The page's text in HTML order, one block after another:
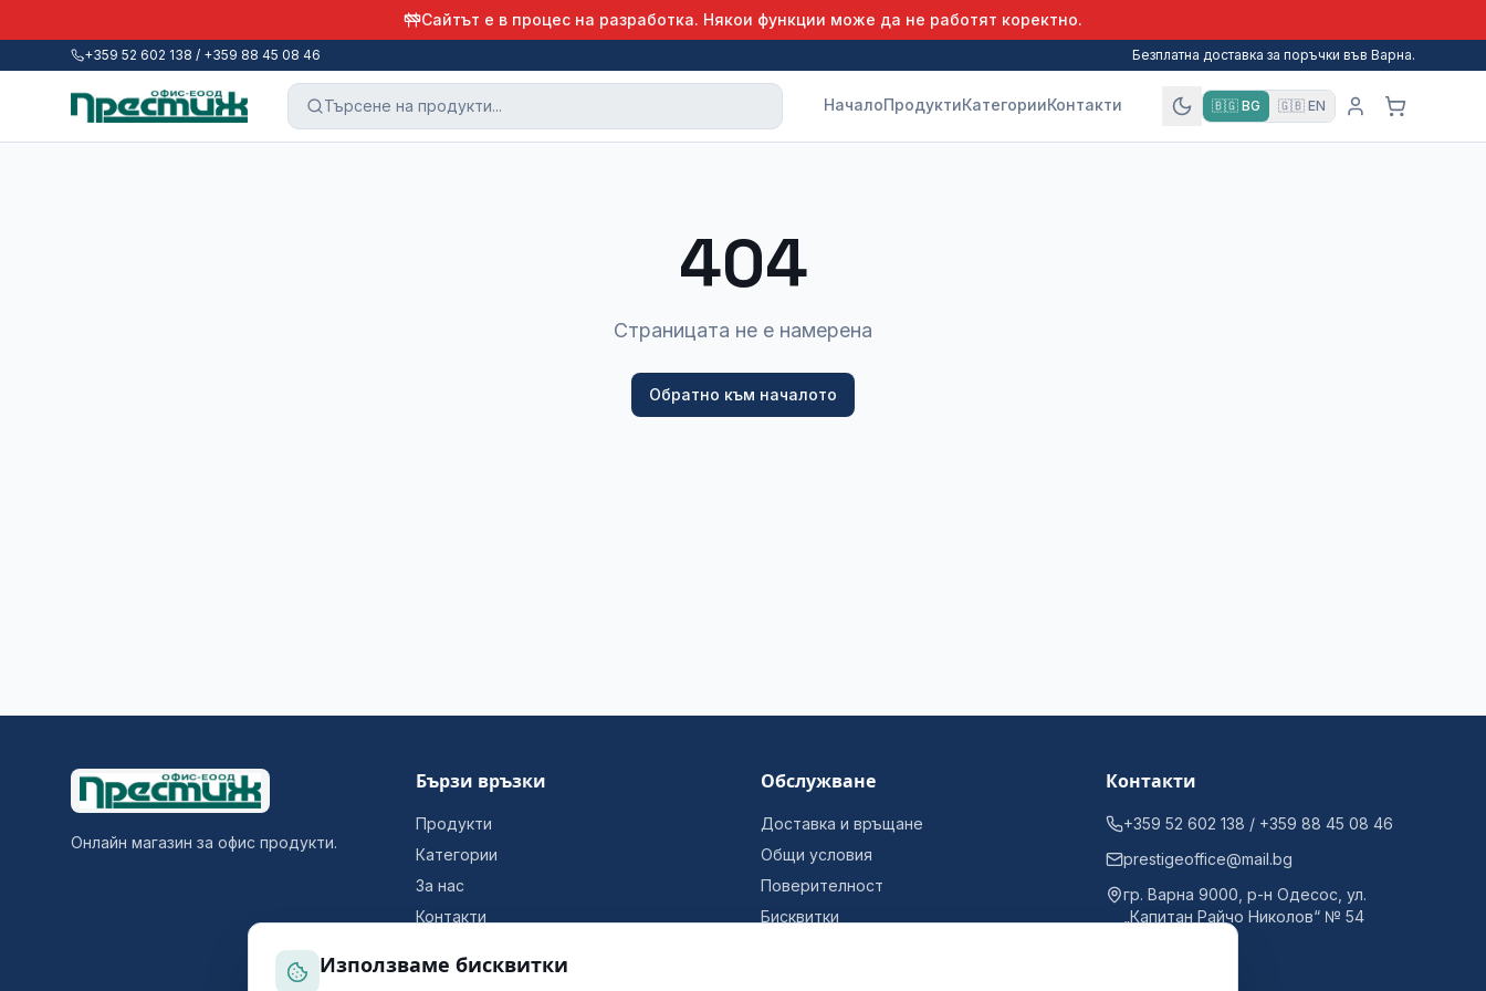
Сайтът е в процес на разработка. Някои функции може да не работят коректно.
+359 52 602 138 / +359 88 45 08 46 Безплатна доставка за поръчки във Варна.
НачалоПродуктиКатегорииКонтакти 🇧🇬 BG 🇬🇧 EN
404
Страницата не е намерена
Обратно към началото
Онлайн магазин за офис продукти.
Бързи връзки
Продукти
Категории
За нас
Контакти
Обслужване
Доставка и връщане
Общи условия
Поверителност
Бисквитки
Контакти
+359 52 602 138 / +359 88 45 08 46
prestigeoffice@mail.bg
гр. Варна 9000, р-н Одесос, ул.
„Капитан Райчо Николов“ № 54
Използваме бисквитки